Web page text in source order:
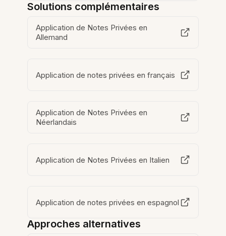
Solutions complémentaires
Application de Notes Privées en
Allemand
Application de notes privées en français
Application de Notes Privées en
Néerlandais
Application de Notes Privées en Italien
Application de notes privées en espagnol
Approches alternatives